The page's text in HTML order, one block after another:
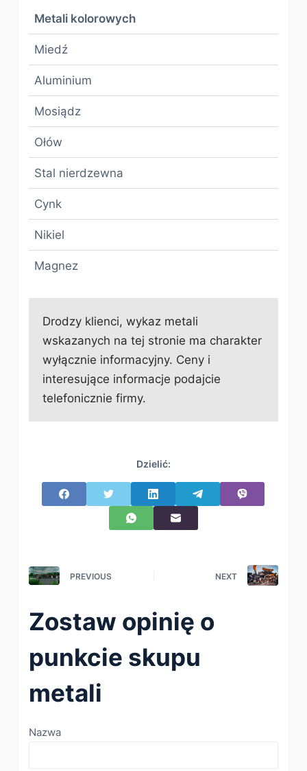
Metali kolorowych
Miedź
Aluminium
Mosiądz
Ołów
Stal nierdzewna
Cynk
Nikiel
Magnez
Drodzy klienci, wykaz metali
wskazanych na tej stronie ma charakter
wyłącznie informacyjny. Ceny i
interesujące informacje podajcie
telefonicznie firmy.
Dzielić:
PREVIOUS NEXT
Zostaw opinię o
punkcie skupu
metali
Nazwa